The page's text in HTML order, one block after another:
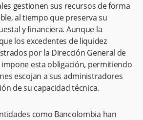
gestionen sus recursos de forma
al tiempo que preserva su
y financiera. Aunque la
los excedentes de liquidez
por la Dirección General de
esta obligación, permitiendo
escojan a sus administradores
de su capacidad técnica.
como Bancolombia han